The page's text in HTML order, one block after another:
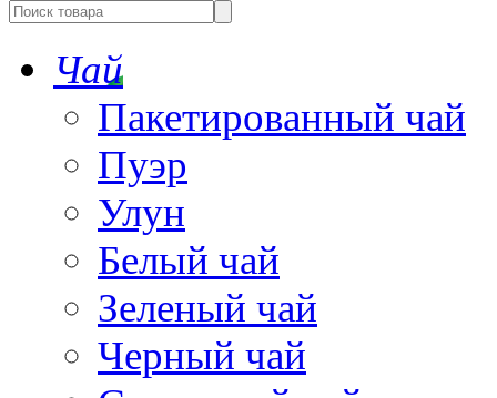
Чай
Пакетированный чай
Пуэр
Улун
Белый чай
Зеленый чай
Черный чай